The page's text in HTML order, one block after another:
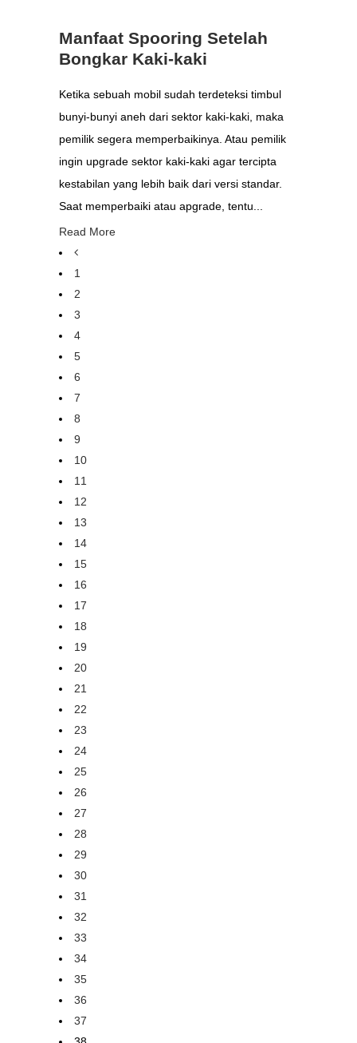
Manfaat Spooring Setelah
Bongkar Kaki-kaki
Ketika sebuah mobil sudah terdeteksi timbul
bunyi-bunyi aneh dari sektor kaki-kaki, maka
pemilik segera memperbaikinya. Atau pemilik
ingin upgrade sektor kaki-kaki agar tercipta
kestabilan yang lebih baik dari versi standar.
Saat memperbaiki atau apgrade, tentu...
Read More
1
2
3
4
5
6
7
8
9
10
11
12
13
14
15
16
17
18
19
20
21
22
23
24
25
26
27
28
29
30
31
32
33
34
35
36
37